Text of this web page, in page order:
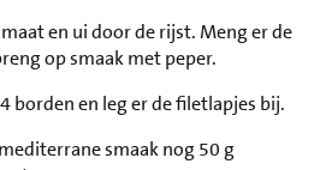
en ui door de rijst. Meng er de
op smaak met peper.
borden en leg er de filetlapjes bij.
smaak nog 50 g